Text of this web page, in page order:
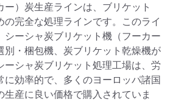
ー）炭生産ラインは、ブリケット
完全な処理ラインです。このライ
シーシャ炭ブリケット機（フーカー
別・梱包機、炭ブリケット乾燥機が
ーシャ炭ブリケット処理工場は、労
に効率的で、多くのヨーロッパ諸国
産に良い価格で購入されていま